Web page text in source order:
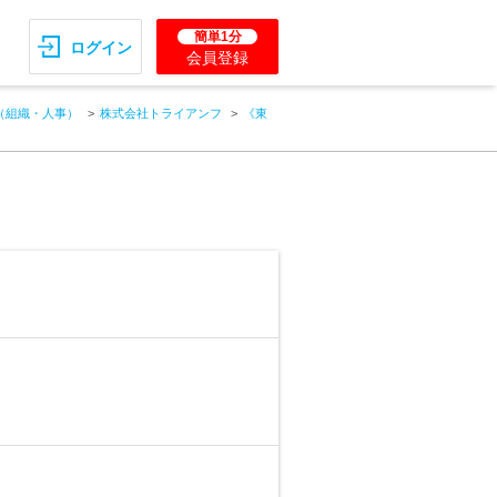
ログイン
簡単1分
会員登録
織・人事） 株式会社トライアンフ 《東